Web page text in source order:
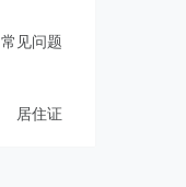
常见问题
居住证